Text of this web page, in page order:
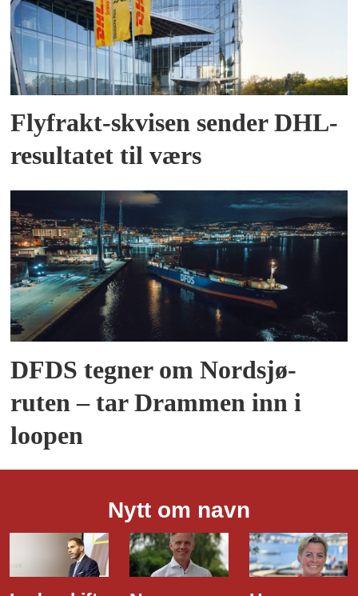
Flyfrakt-skvisen sender DHL-
resultatet til værs
DFDS tegner om Nordsjø-
ruten – tar Drammen inn i
loopen
Nytt om navn